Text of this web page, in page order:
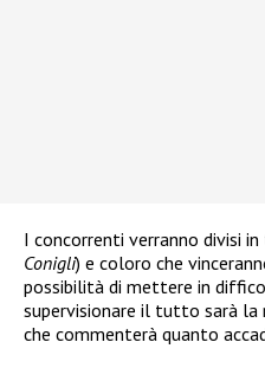
I concorrenti verranno divisi in
Conigli) e coloro che
possibilità di mettere in
supervisionare il tutto sarà la
che commenterà quanto